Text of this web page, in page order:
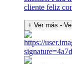
cliente feliz
+ Ver más -